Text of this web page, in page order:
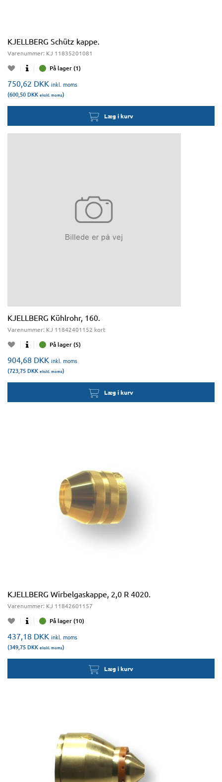
KJELLBERG Schütz kappe.
Varenummer: KJ 11835201081
På lager (1)
750,62 DKK inkl. moms
(600,50 DKK ekskl. moms)
Læg i kurv
KJELLBERG Kühlrohr, 160.
Varenummer: KJ 11842401152 kort
På lager (5)
904,68 DKK inkl. moms
(723,75 DKK ekskl. moms)
Læg i kurv
KJELLBERG Wirbelgaskappe, 2,0 R 4020.
Varenummer: KJ 11842601157
På lager (10)
437,18 DKK inkl. moms
(349,75 DKK ekskl. moms)
Læg i kurv